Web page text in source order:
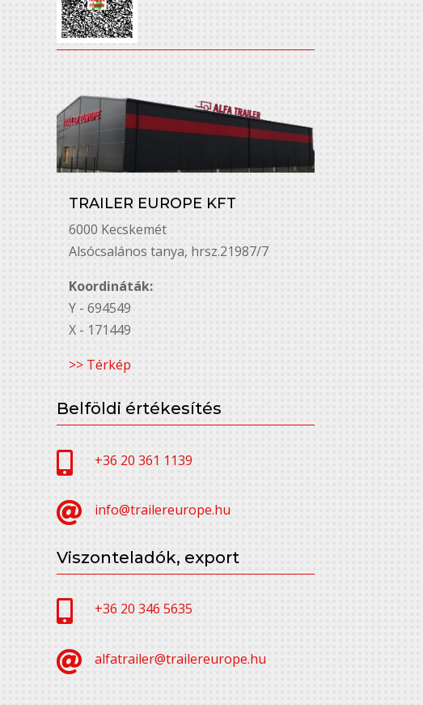
TRAILER EUROPE KFT
6000 Kecskemét
Alsó￳csalános tanya, hrsz.21987/7
Koordináták:
Y - 694549
X - 171449
>> Térkép
Belföldi értékesítés
 +36 20 361 1139
 info@trailereurope.hu
Viszonteladók, export
 +36 20 346 5635
 alfatrailer@trailereurope.hu